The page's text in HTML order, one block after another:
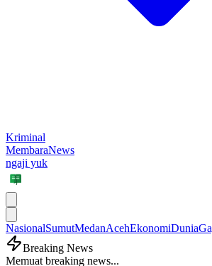
Kriminal
MembaraNews
ngaji yuk
NasionalSumutMedanAcehEkonomiDunia
Breaking News
Memuat breaking news...